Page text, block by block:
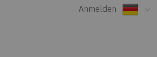
Anmelden